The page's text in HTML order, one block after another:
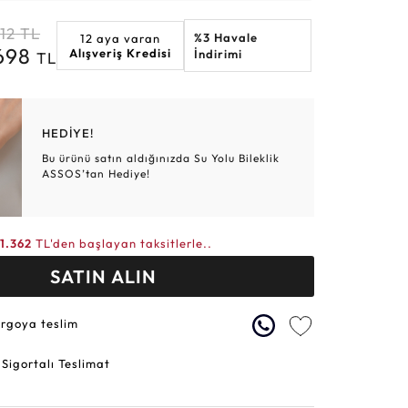
Elmas Bilezikler
Altın Tesbihler
Altın Hasır Setler
Violet Burç
TL
TL
12 aya varan
Alışveriş Kredisi
%3 Havale
İndirimi
HEDİYE!
Bu ürünü satın aldığınızda Su Yolu Bileklik
ASSOS’tan Hediye!
TL'den başlayan taksitlerle..
SATIN ALIN
teslim
Teslimat